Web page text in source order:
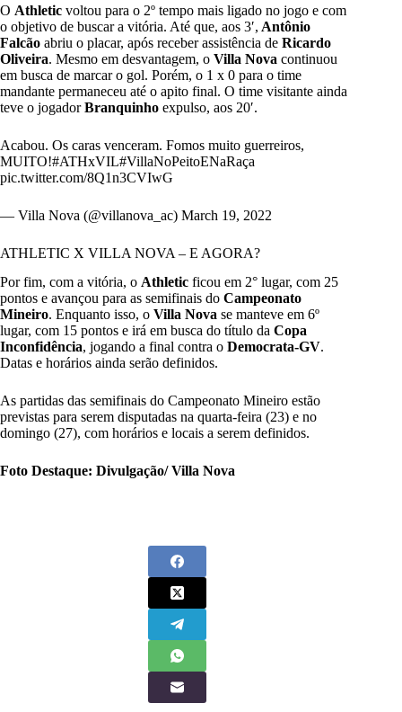
O Athletic voltou para o 2º tempo mais ligado no jogo e com
o objetivo de buscar a vitória. Até que, aos 3′, Antônio
Falcão abriu o placar, após receber assistência de Ricardo
Oliveira. Mesmo em desvantagem, o Villa Nova continuou
em busca de marcar o gol. Porém, o 1 x 0 para o time
mandante permaneceu até o apito final. O time visitante ainda
teve o jogadorBranquinho expulso, aos 20′.
Acabou. Os caras venceram. Fomos muito guerreiros,
MUITO!#ATHxVIL#VillaNoPeitoENaRaça
pic.twitter.com/8Q1n3CVIwG
— Villa Nova (@villanova_ac) March 19, 2022
ATHLETIC X VILLA NOVA – E AGORA?
Por fim, com a vitória, o Athletic ficou em 2° lugar, com 25
pontos e avançou para as semifinais do Campeonato
Mineiro. Enquanto isso, o Villa Nova se manteve em 6º
lugar, com 15 pontos e irá em busca do título da Copa
Inconfidência, jogando a final contra o Democrata-GV.
Datas e horários ainda serão definidos.
As partidas das semifinais do Campeonato Mineiro estão
previstas para serem disputadas na quarta-feira (23) e no
domingo (27), com horários e locais a serem definidos.
Foto Destaque: Divulgação/ Villa Nova